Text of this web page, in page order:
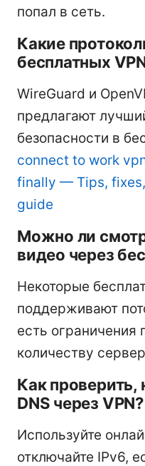
попал в сеть.
Какие
бесплатных
WireGuard и
предлагают
безопасности в
connect to work
finally — Tips,
guide
Можно ли
видео через
Некоторые
поддерживают
есть ограничения
количеству
Как проверить,
DNS через VPN?
Используйте
отключайте IPv6,